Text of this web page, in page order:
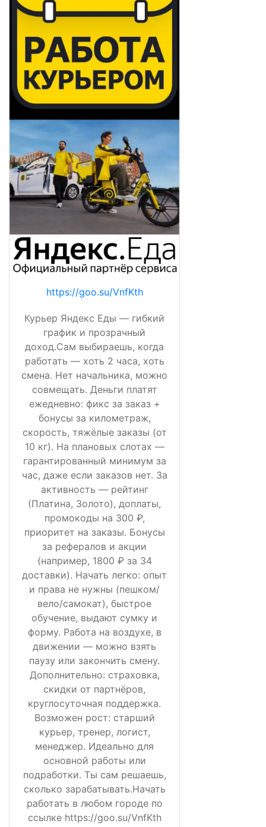
https://goo.su/VnfKth
Курьер Яндекс Еды — гибкий
график и прозрачный
доход.Сам выбираешь, когда
работать — хоть 2 часа, хоть
смена. Нет начальника, можно
совмещать. Деньги платят
ежедневно: фикс за заказ +
бонусы за километраж,
скорость, тяжёлые заказы (от
10 кг). На плановых слотах —
гарантированный минимум за
час, даже если заказов нет. За
активность — рейтинг
(Платина, Золото), доплаты,
промокоды на 300 ₽,
приоритет на заказы. Бонусы
за рефералов и акции
(например, 1800 ₽ за 34
доставки). Начать легко: опыт
и права не нужны (пешком/
вело/самокат), быстрое
обучение, выдают сумку и
форму. Работа на воздухе, в
движении — можно взять
паузу или закончить смену.
Дополнительно: страховка,
скидки от партнёров,
круглосуточная поддержка.
Возможен рост: старший
курьер, тренер, логист,
менеджер. Идеально для
основной работы или
подработки. Ты сам решаешь,
сколько зарабатывать.Начать
работать в любом городе по
ссылке https://goo.su/VnfKth